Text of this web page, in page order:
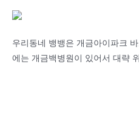
우리동네 뱅뱅은 개금아이파크
에는 개금백병원이 있어서 대략